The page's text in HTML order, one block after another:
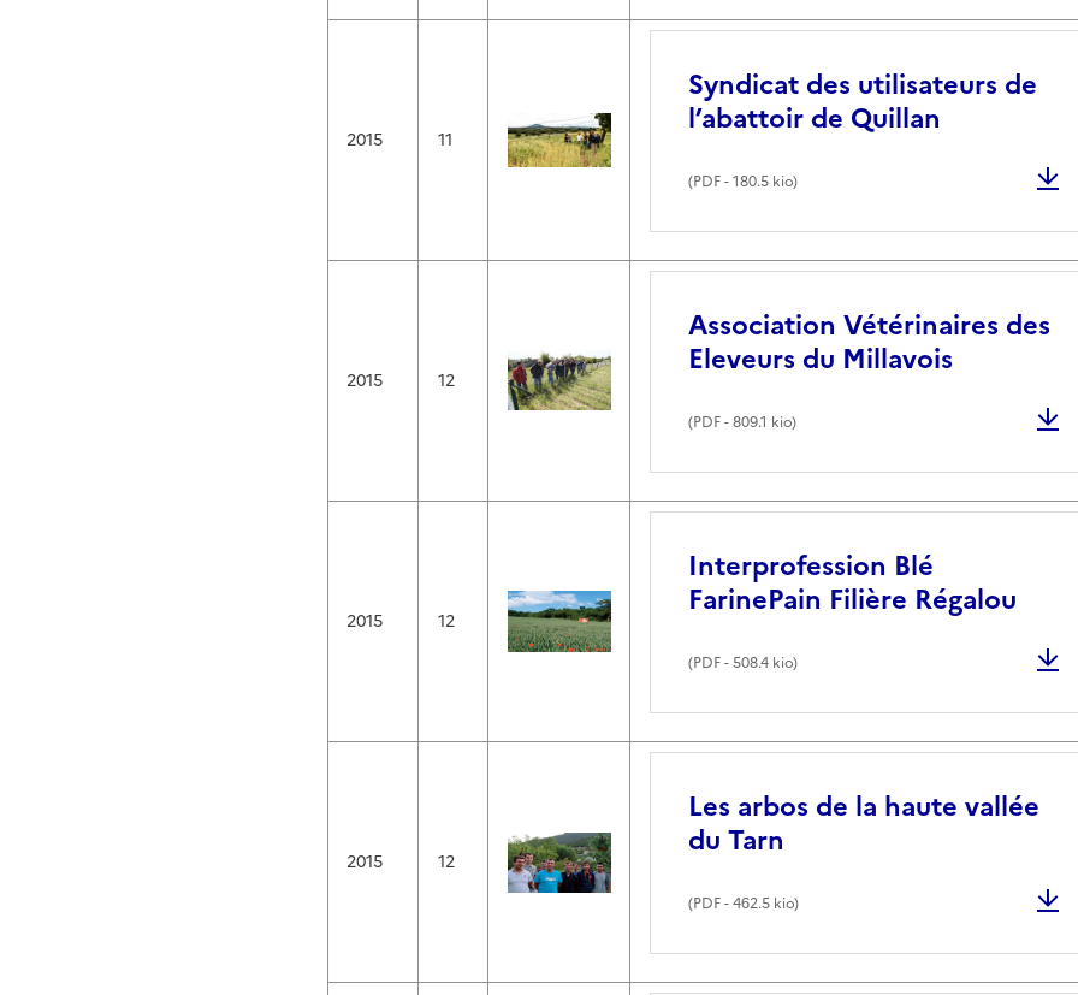
2015 11
Syndicat des utilisateurs de
l’abattoir de Quillan
(PDF- 180.5 kio)
2015 12
Association Vétérinaires des
Eleveurs du Millavois
(PDF- 809.1 kio)
2015 12
Interprofession Blé
FarinePain Filière Régalou
(PDF- 508.4 kio)
2015 12
Les arbos de la haute vallée
du Tarn
(PDF- 462.5 kio)